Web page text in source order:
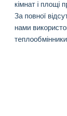
кімнат і площі
За повної
нами